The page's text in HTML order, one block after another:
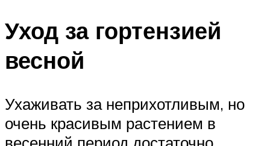
Уход за гортензией
весной
Ухаживать за неприхотливым, но
очень красивым растением в